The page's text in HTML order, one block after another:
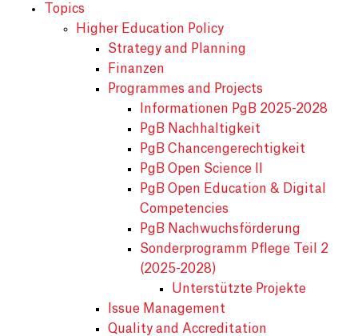
Topics
Higher Education Policy
Strategy and Planning
Finanzen
Programmes and Projects
Informationen PgB 2025-2028
PgB Nachhaltigkeit
PgB Chancengerechtigkeit
PgB Open Science II
PgB Open Education & Digital
Competencies
PgB Nachwuchsförderung
Sonderprogramm Pflege Teil 2
(2025-2028)
Unterstützte Projekte
Issue Management
Quality and Accreditation